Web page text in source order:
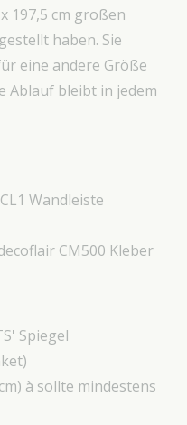
197,5 cm großen
haben. Sie
eine andere Größe
Ablauf bleibt in jedem
Wandleiste
CM500 Kleber
Spiegel
à sollte mindestens